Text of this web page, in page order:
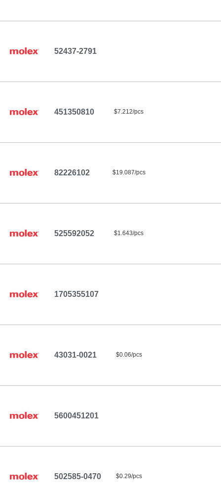
52437-2791
451350810 $7.212/pcs
82226102 $19.087/pcs
525592052 $1.643/pcs
1705355107
43031-0021 $0.06/pcs
5600451201
502585-0470 $0.29/pcs